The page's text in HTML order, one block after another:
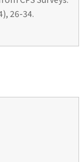
26-34.